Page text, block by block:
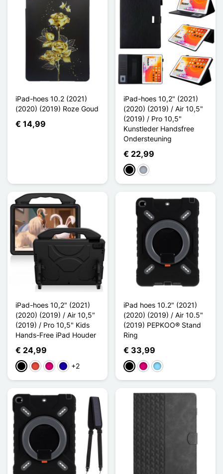
iPad-hoes 10.2 (2021)
(2020) (2019) Roze Goud
€ 14,99
iPad-hoes 10,2" (2021)
(2020) (2019) / Air 10,5"
(2019) / Pro 10,5"
Kunstleder Handsfree
Ondersteuning
€ 22,99
ZwartGrijs
iPad-hoes 10,2" (2021)
(2020) (2019) / Air 10,5"
(2019) / Pro 10,5" Kids
Hands-Free iPad Houder
€ 24,99
ZwartRoodMagentaDonkerblauw
+2
iPad hoes 10.2" (2021)
(2020) (2019) / Air 10.5"
(2019) PEPKOO® Stand
Ring
€ 33,99
ZwartMagentaLicht Blauw